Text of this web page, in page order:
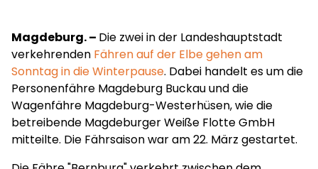
Magdeburg. – Die zwei in der Landeshauptstadt
verkehrenden Fähren auf der Elbe gehen am
Sonntag in die Winterpause. Dabei handelt es um die
Personenfähre Magdeburg Buckau und die
Wagenfähre Magdeburg-Westerhüsen, wie die
betreibende Magdeburger Weiße Flotte GmbH
mitteilte. Die Fährsaison war am 22. März gestartet.